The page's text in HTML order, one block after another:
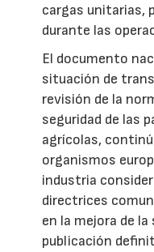
cargas unitarias,
durante las
El documento
situación de
revisión de la
seguridad de las
agrícolas,
organismos
industria
directrices
en la mejora de la
publicación